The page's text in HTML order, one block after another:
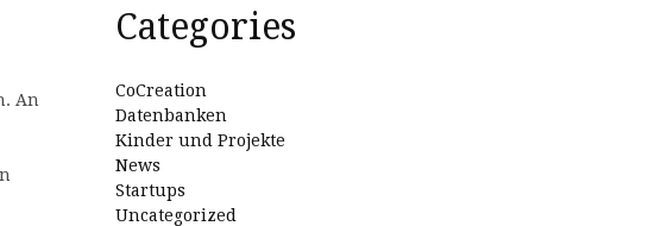
An
Categories
CoCreation
Datenbanken
Kinder und Projekte
News
Startups
Uncategorized